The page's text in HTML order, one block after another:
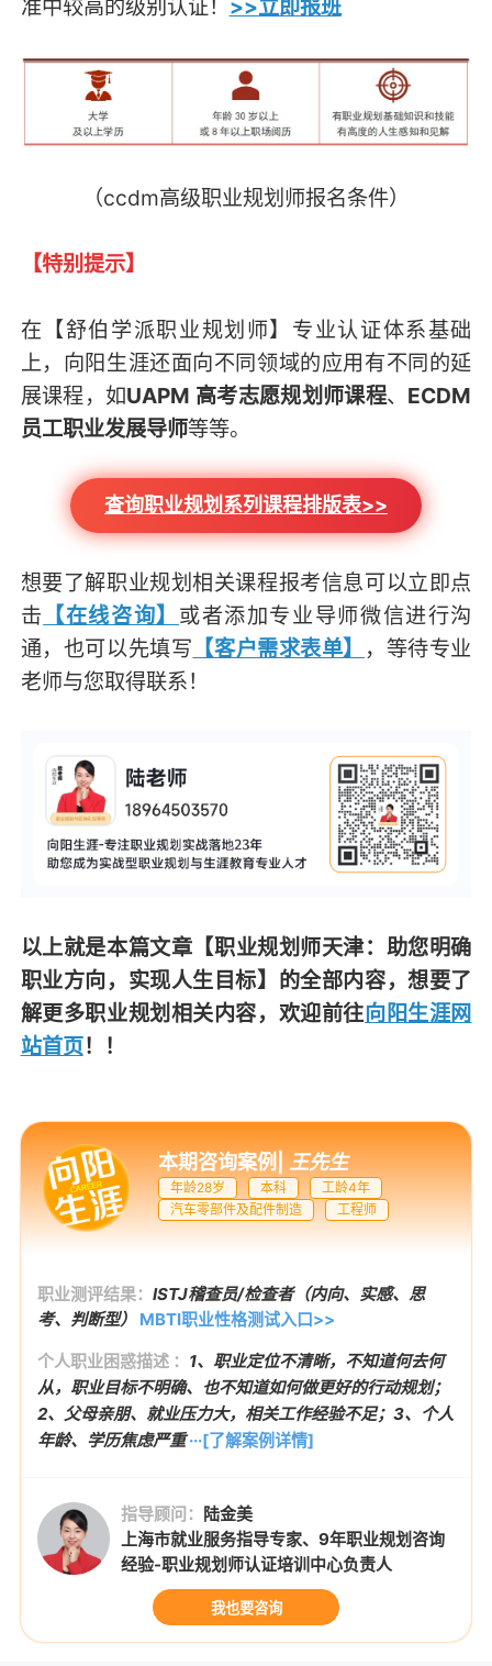
准中较高的级别认证！ >>立即报班
（ccdm高级职业规划师报名条件）
【特别提示】
在 【舒伯学派职业规划师】专业认证体系基础
上，向阳生涯还面向不同领域的应用有不同的延
展课程，如UAPM 高考志愿规划师课程、 ECDM
员工职业发展导师等等。
查询职业规划系列课程排版表>>
想要了解职业规划相关课程报考信息可以立即点
击 【在线咨询】 或者添加专业导师微信进行沟
通，也可以先填写 【客户需求表单】
，等待专业
老师与您取得联系！
以上就是本篇文章 【职业规划师天津：助您明确
职业方向，实现人生目标】 的全部内容，想要了
解更多职业规划相关内容，欢迎前往向阳生涯网
站首页！！
本期咨询案例 王先生
年龄28岁 本科
工龄4年
汽车零部件及配件制造
工程师
职业测评结果： ISTJ稽查员/检查者（内向、实感、思
考、判断型）
MBTI职业性格测试入口>>
个人职业困惑描述 ： 1、职业定位不清晰，不知道何去何
从，职业目标不明确、也不知道如何做更好的行动规划；
2、父母亲朋、就业压力大，相关工作经验不足；3、个人
年龄、学历焦虑严重···[了解案例详情]
指导顾问： 陆金美
上海市就业服务指导专家、9年职业规划咨询
经验-职业规划师认证培训中心负责人
我也要咨询